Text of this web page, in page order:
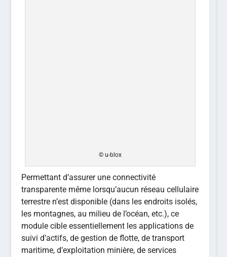
© u-blox
Permettant d’assurer une connectivité
transparente même lorsqu’aucun réseau cellulaire
terrestre n’est disponible (dans les endroits isolés,
les montagnes, au milieu de l’océan, etc.), ce
module cible essentiellement les applications de
suivi d’actifs, de gestion de flotte, de transport
maritime, d’exploitation minière, de services